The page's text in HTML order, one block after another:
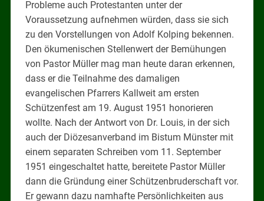
Probleme auch Protestanten unter der
Voraussetzung aufnehmen würden, dass sie sich
zu den Vorstellungen von Adolf Kolping bekennen.
Den ökumenischen Stellenwert der Bemühungen
von Pastor Müller mag man heute daran erkennen,
dass er die Teilnahme des damaligen
evangelischen Pfarrers Kallweit am ersten
Schützenfest am 19. August 1951 honorieren
wollte. Nach der Antwort von Dr. Louis, in der sich
auch der Diözesanverband im Bistum Münster mit
einem separaten Schreiben vom 11. September
1951 eingeschaltet hatte, bereitete Pastor Müller
dann die Gründung einer Schützenbruderschaft vor.
Er gewann dazu namhafte Persönlichkeiten aus